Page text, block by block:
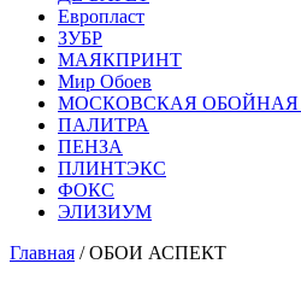
Европласт
ЗУБР
МАЯКПРИНТ
Мир Обоев
МОСКОВСКАЯ ОБОЙНАЯ
ПАЛИТРА
ПЕНЗА
ПЛИНТЭКС
ФОКС
ЭЛИЗИУМ
Главная / ОБОИ АСПЕКТ